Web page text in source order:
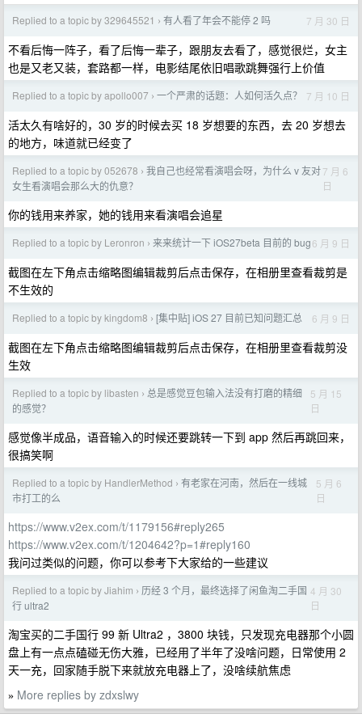
Replied to a topic by 329645521 › 有人看了年会不能停 2 吗 7 月 30 日
不看后悔一阵子，看了后悔一辈子，跟朋友去看了，感觉很烂，女主
也是又老又装，套路都一样，电影结尾依旧唱歌跳舞强行上价值
Replied to a topic by apollo007 › 一个严肃的话题：人如何活久点？ 7 月 10 日
活太久有啥好的，30 岁的时候去买 18 岁想要的东西，去 20 岁想去
的地方，味道就已经变了
Replied to a topic by 052678 › 我自己也经常看演唱会呀，为什么 v 友对
女生看演唱会那么大的仇意？
7 月 6
日
你的钱用来养家，她的钱用来看演唱会追星
Replied to a topic by Leronron › 来来统计一下 iOS27beta 目前的 bug6 月 9 日
截图在左下角点击缩略图编辑裁剪后点击保存，在相册里查看裁剪是
不生效的
Replied to a topic by kingdom8 › [集中贴] iOS 27 目前已知问题汇总 6 月 9 日
截图在左下角点击缩略图编辑裁剪后点击保存，在相册里查看裁剪没
生效
Replied to a topic by libasten › 总是感觉豆包输入法没有打磨的精细
的感觉？
5 月 15
日
感觉像半成品，语音输入的时候还要跳转一下到 app 然后再跳回来，
很搞笑啊
Replied to a topic by HandlerMethod › 有老家在河南，然后在一线城
市打工的么
5 月 6
日
https://www.v2ex.com/t/1179156#reply265
https://www.v2ex.com/t/1204642?p=1#reply160
我问过类似的问题，你可以参考下大家给的一些建议
Replied to a topic by Jiahim › 历经 3 个月，最终选择了闲鱼淘二手国
行 ultra2
4 月 30
日
淘宝买的二手国行 99 新 Ultra2 ，3800 块钱，只发现充电器那个小圆
盘上有一点点磕碰无伤大雅，已经用了半年了没啥问题，日常使用 2
天一充，回家随手脱下来就放充电器上了，没啥续航焦虑
» More replies by zdxslwy